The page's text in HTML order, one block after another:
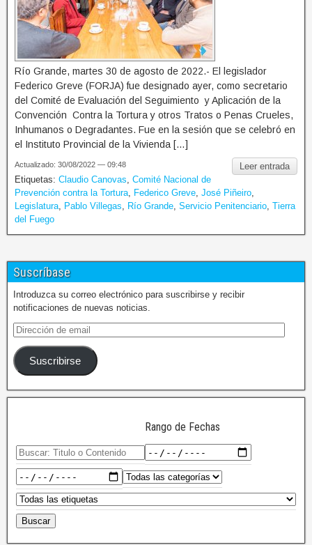
Río Grande, martes 30 de agosto de 2022.- El legislador
Federico Greve (FORJA) fue designado ayer, como secretario
del Comité de Evaluación del Seguimiento y Aplicación de la
Convención Contra la Tortura y otros Tratos o Penas Crueles,
Inhumanos o Degradantes. Fue en la sesión que se celebró en
el Instituto Provincial de la Vivienda […]
Leer entrada
Actualizado: 30/08/2022 — 09:48
Etiquetas: Claudio Canovas Comité Nacional de
Prevención contra la Tortura
Federico Greve José Piñeiro
Legislatura
Pablo Villegas Río Grande Servicio Penitenciario Tierra
del Fuego
Suscríbase
Introduzca su correo electrónico para suscribirse y recibir
notificaciones de nuevas noticias.
Suscribirse
Rango de Fechas